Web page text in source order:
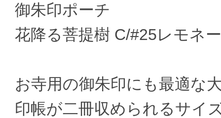
御朱印ポーチ
花降る菩提樹 C/#25レモネ
お寺用の御朱印にも最適な
印帳が二冊収められるサイ